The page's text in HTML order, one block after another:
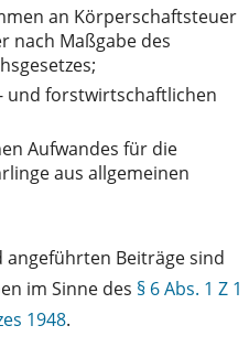
an Körperschaftsteuer
nach Maßgabe des
und forstwirtschaftlichen
Aufwandes für die
aus allgemeinen
angeführten Beiträge sind
im Sinne des § 6 Abs. 1 Z 1
1948.